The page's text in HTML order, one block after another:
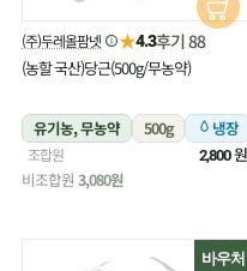
(주)두레올팜넷 ★4.3후기 88
(농할 국산)당근(500g/무농약)
유기농, 무농약 500g 냉장
조합원 2,800원
비조합원 3,080원
바우처